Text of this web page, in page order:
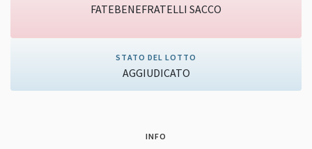
FATEBENEFRATELLI SACCO
STATO DEL LOTTO
AGGIUDICATO
INFO